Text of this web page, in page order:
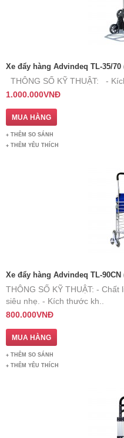
Xe đẩy hàng Advindeq TL-35/70
THÔNG SỐ KỸ THUẬT: -
1.000.000VNĐ
THÊM SO SÁNH
THÊM YÊU THÍCH
Xe đẩy hàng Advindeq TL-90CN
THÔNG SỐ KỸ THUẬT: -
siêu nhẹ. - Kích thước kh..
800.000VNĐ
THÊM SO SÁNH
THÊM YÊU THÍCH